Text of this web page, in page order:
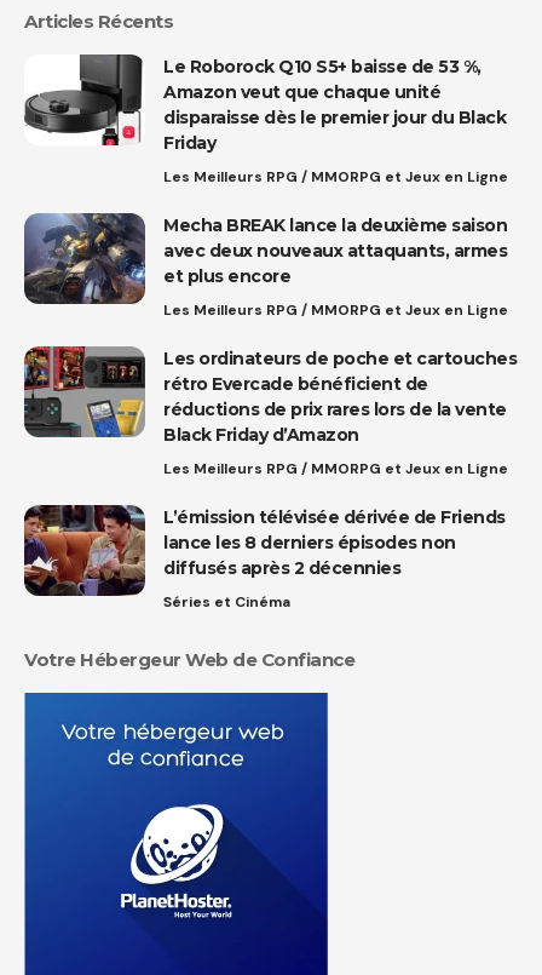
Articles Récents
Le Roborock Q10 S5+ baisse de 53 %,
Amazon veut que chaque unité
disparaisse dès le premier jour du Black
Friday
Les Meilleurs RPG / MMORPG et Jeux en Ligne
Mecha BREAK lance la deuxième saison
avec deux nouveaux attaquants, armes
et plus encore
Les Meilleurs RPG / MMORPG et Jeux en Ligne
Les ordinateurs de poche et cartouches
rétro Evercade bénéficient de
réductions de prix rares lors de la vente
Black Friday d’Amazon
Les Meilleurs RPG / MMORPG et Jeux en Ligne
L’émission télévisée dérivée de Friends
lance les 8 derniers épisodes non
diffusés après 2 décennies
Séries et Cinéma
Votre Hébergeur Web de Confiance